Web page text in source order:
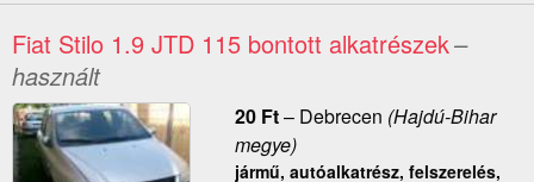
Fiat Stilo 1.9 JTD 115 bontott alkatrészek–
használt
20 Ft– Debrecen (Hajdú-Bihar
megye)
jármű, autóalkatrész, felszerelés,